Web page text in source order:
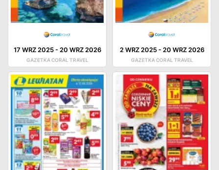
17 WRZ 2025- 20 WRZ 2026
GAZETKA CORAL TRAVEL
2 WRZ 2025- 20 WRZ 2026
GAZETKA CORAL TRAVEL